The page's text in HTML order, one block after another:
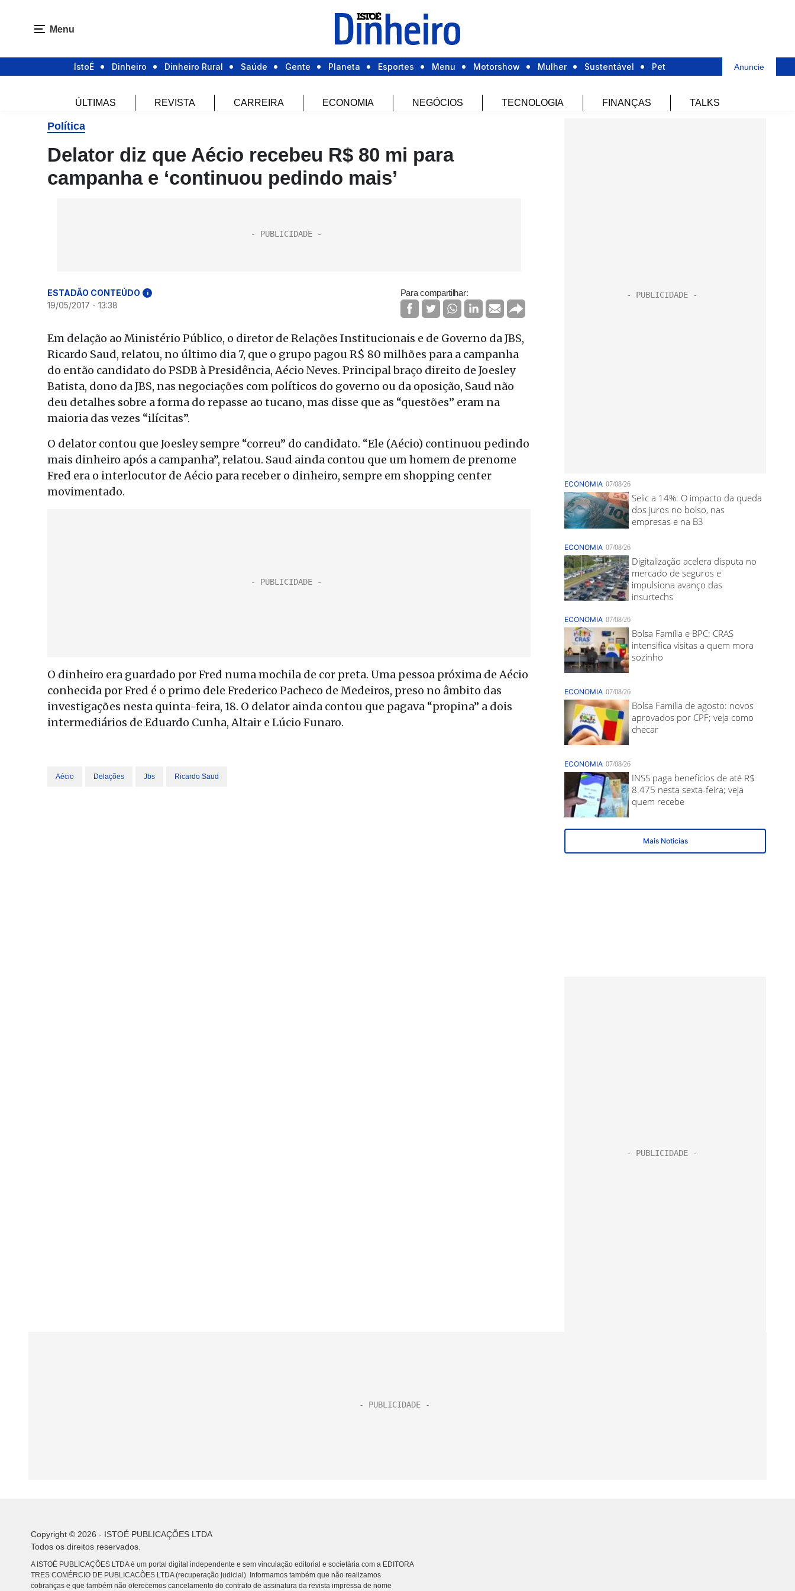
Menu
IstoÉ Dinheiro Dinheiro Rural Saúde Gente Planeta Esportes Menu Motorshow Mulher Sustentável Pet Anuncie
ÚLTIMAS REVISTA CARREIRA ECONOMIA NEGÓCIOS TECNOLOGIA FINANÇAS TALKS
Política
Delator diz que Aécio recebeu R$ 80 mi para
campanha e ‘continuou pedindo mais’
ESTADÃO CONTEÚDO i
19/05/2017 - 13:38
Para compartilhar:
Em delação ao Ministério Público, o diretor de Relações Institucionais e de Governo da JBS,
Ricardo Saud, relatou, no último dia 7, que o grupo pagou R$ 80 milhões para a campanha
do então candidato do PSDB à Presidência, Aécio Neves. Principal braço direito de Joesley
Batista, dono da JBS, nas negociações com políticos do governo ou da oposição, Saud não
deu detalhes sobre a forma do repasse ao tucano, mas disse que as “questões” eram na
maioria das vezes “ilícitas”.
O delator contou que Joesley sempre “correu” do candidato. “Ele (Aécio) continuou pedindo
mais dinheiro após a campanha”, relatou. Saud ainda contou que um homem de prenome
Fred era o interlocutor de Aécio para receber o dinheiro, sempre em shopping center
movimentado.
O dinheiro era guardado por Fred numa mochila de cor preta. Uma pessoa próxima de Aécio
conhecida por Fred é o primo dele Frederico Pacheco de Medeiros, preso no âmbito das
investigações nesta quinta-feira, 18. O delator ainda contou que pagava “propina” a dois
intermediários de Eduardo Cunha, Altair e Lúcio Funaro.
Aécio Delações Jbs Ricardo Saud
Copyright © 2026 - ISTOÉ PUBLICAÇÕES LTDA
Todos os direitos reservados.
A ISTOÉ PUBLICAÇÕES LTDA é um portal digital independente e sem vinculação editorial e societária com a EDITORA
TRES COMÉRCIO DE PUBLICACÕES LTDA (recuperação judicial). Informamos também que não realizamos
cobranças e que também não oferecemos cancelamento do contrato de assinatura da revista impressa de nome